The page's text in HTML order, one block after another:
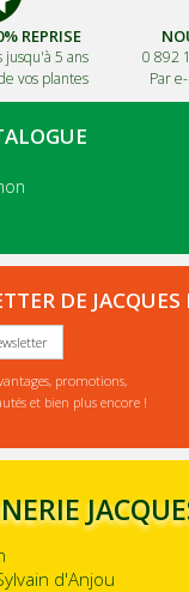
REPRISE
jusqu'à 5 ans
vos plantes
0 892
Par
DE
promotions,
et bien plus encore !
d'Anjou